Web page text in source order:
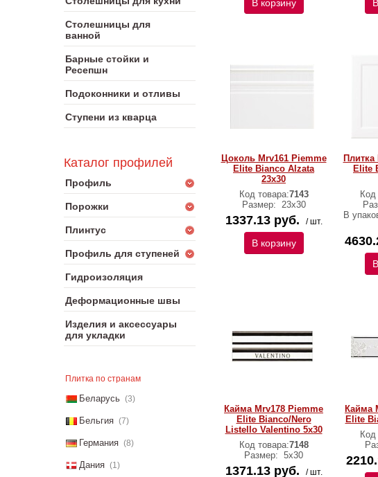
Столешницы для
ванной
Барные стойки и
Ресепшн
Подоконники и отливы
Ступени из кварца
Каталог профилей
Профиль
Порожки
Плинтус
Профиль для ступеней
Гидроизоляция
Деформационные швы
Изделия и аксессуары
для укладки
Плитка по странам
Беларусь (3)
Бельгия (7)
Германия (8)
Дания (1)
В корзину
Цоколь Mrv161 Piemme
Elite Bianco Alzata
23x30
Код товара:7143
Размер: 23x30
1337.13 руб. / шт.
В корзину
Плитка
Elite
Код
В
Кайма Mrv178 Piemme
Elite Bianco/Nero
Listello Valentino 5x30
Код товара:7148
Размер: 5x30
1371.13 руб. / шт.
Кайма
Elite
Код